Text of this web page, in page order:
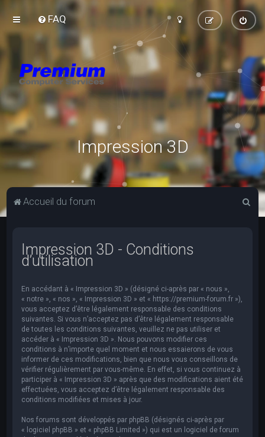
FAQ
Impression 3D
Accueil du forum
Impression 3D - Conditions
d’utilisation
En accédant à « Impression 3D » (désigné ci-après par « nous »,
« notre », « nos », « Impression 3D » et « https://premium-forum.fr »),
vous acceptez d’être légalement responsable des conditions
suivantes. Si vous n’acceptez pas d’être légalement responsable
de toutes les conditions suivantes, veuillez ne pas utiliser et
accéder à « Impression 3D ». Nous pouvons modifier ces
conditions à n’importe quel moment et nous essaierons de vous
informer de ces modifications, bien que nous vous conseillons de
vérifier régulièrement par vous-même. En effet, si vous continuez à
participer à « Impression 3D » après que des modifications aient été
effectuées, vous acceptez d’être légalement responsable des
conditions modifiées et mises à jour.
Nos forums sont développés par phpBB (désignés ci-après par
« logiciel phpBB » et « phpBB Limited ») qui est un logiciel de forum